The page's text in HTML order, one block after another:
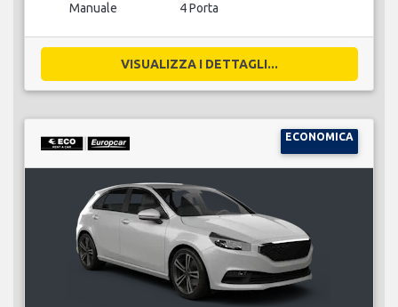
Manuale 4 Porta
VISUALIZZA I DETTAGLI...
ECONOMICA